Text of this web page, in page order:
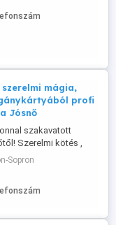
Kisebb és
-Gyors,
mágia,
profi
Jósnő
szakavatott
Szerelmi kötés ,
Szerelmi mágia
levétele
oldás online. Ex
gyorsan ! A
alapján!
Sopron